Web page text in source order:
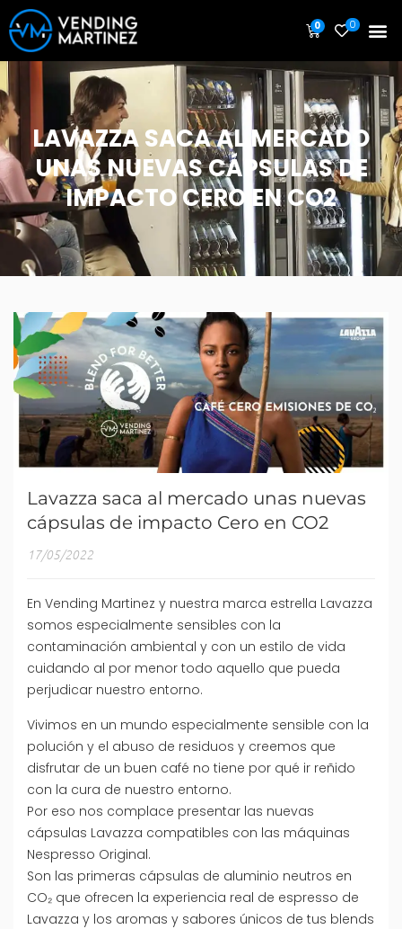
0 0
LAVAZZA SACA AL MERCADO
UNAS NUEVAS CÁPSULAS DE
IMPACTO CERO EN CO2
Lavazza saca al mercado unas nuevas
cápsulas de impacto Cero en CO2
17/05/2022
En Vending Martinez y nuestra marca estrella Lavazza
somos especialmente sensibles con la
contaminación ambiental y con un estilo de vida
cuidando al por menor todo aquello que pueda
perjudicar nuestro entorno.
Vivimos en un mundo especialmente sensible con la
polución y el abuso de residuos y creemos que
disfrutar de un buen café no tiene por qué ir reñido
con la cura de nuestro entorno.
Por eso nos complace presentar las nuevas
cápsulas Lavazza compatibles con las máquinas
Nespresso Original.
Son las primeras cápsulas de aluminio neutros en
CO₂ que ofrecen la experiencia real de espresso de
Lavazza y los aromas y sabores únicos de tus blends